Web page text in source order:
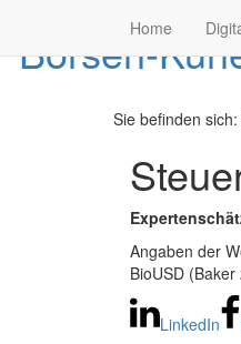
Home
Sie befinden sich:
Angaben der
BioUSD
LinkedIn